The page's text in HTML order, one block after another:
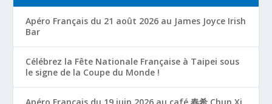
Apéro Français du 21 août 2026 au James Joyce Irish
Bar
Célébrez la Fête Nationale Française à Taipei sous
le signe de la Coupe du Monde !